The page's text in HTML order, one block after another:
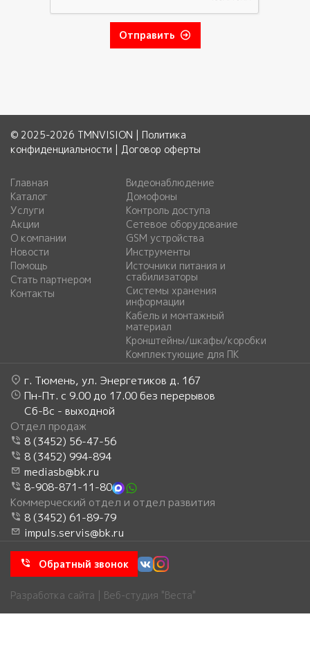
Отправить
© 2025-2026 TMNVISION | Политика
конфиденциальности | Договор оферты
Главная
Каталог
Услуги
Акции
О компании
Новости
Помощь
Стать партнером
Контакты
Видеонаблюдение
Домофоны
Контроль доступа
Сетевое оборудование
GSM устройства
Инструменты
Источники питания и
стабилизаторы
Системы хранения
информации
Кабель и монтажный
материал
Кронштейны/шкафы/коробки
Комплектующие для ПК
г. Тюмень, ул. Энергетиков д. 167
Пн-Пт. с 9.00 до 17.00 без перерывов
Сб-Вс - выходной
Отдел продаж
8 (3452) 56-47-56
8 (3452) 994-894
mediasb@bk.ru
8-908-871-11-80
Коммерческий отдел и отдел развития
8 (3452) 61-89-79
impuls.servis@bk.ru
Обратный звонок
Разработка сайта | Веб-студия "Веста"